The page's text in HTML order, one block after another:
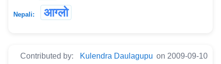
Nepali: आग्लो
Contributed by: Kulendra Daulagupu on 2009-09-10